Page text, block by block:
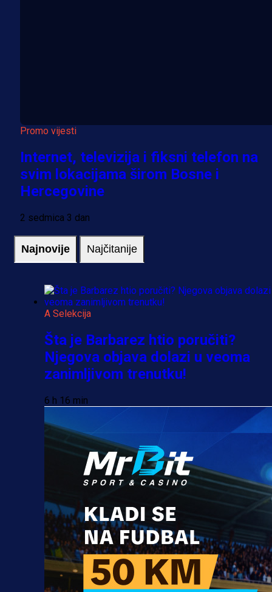
Promo vijesti
Internet, televizija i fiksni telefon na
svim lokacijama širom Bosne i
Hercegovine
2 sedmica 3 dan
Najnovije Najčitanije
A Selekcija
Šta je Barbarez htio poručiti?
Njegova objava dolazi u veoma
zanimljivom trenutku!
6 h 16 min